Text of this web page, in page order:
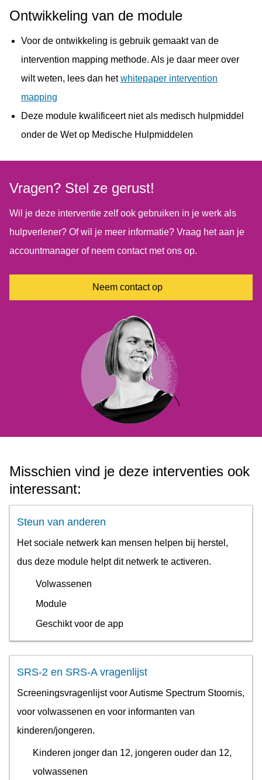
Ontwikkeling van de module
Voor de ontwikkeling is gebruik gemaakt van de
intervention mapping methode. Als je daar meer over
wilt weten, lees dan hetwhitepaper intervention
mapping
Deze module kwalificeert niet als medisch hulpmiddel
onder de Wet op Medische Hulpmiddelen
Vragen? Stel ze gerust!
Wil je deze interventie zelf ook gebruiken in je werk als
hulpverlener? Of wil je meer informatie? Vraag het aan je
accountmanager of neem contact met ons op.
Neem contact op
Misschien vind je deze interventies ook
interessant:
Steun van anderen
Het sociale netwerk kan mensen helpen bij herstel,
dus deze module helpt dit netwerk te activeren.
Volwassenen
Module
Geschikt voor de app
SRS-2 en SRS-A vragenlijst
Screeningsvragenlijst voor Autisme Spectrum Stoornis,
voor volwassenen en voor informanten van
kinderen/jongeren.
Kinderen jonger dan 12, jongeren ouder dan 12,
volwassenen